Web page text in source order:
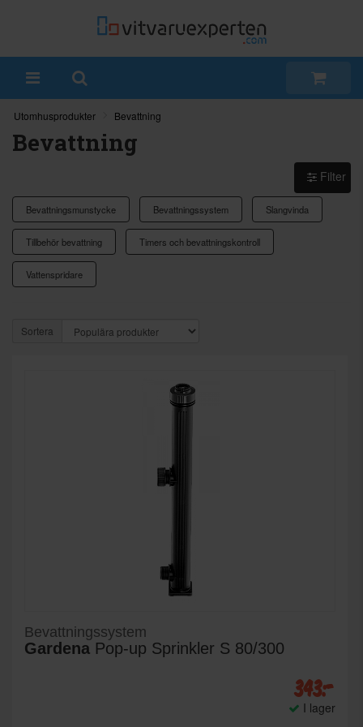
Utomhusprodukter Bevattning
Bevattning
Bevattningsmunstycke Bevattningssystem Slangvinda
Tillbehör bevattning Timers och bevattningskontroll
Vattenspridare
Sortera
Bevattningssystem
Gardena Pop-up Sprinkler S 80/300
343:-
I lager
Filter